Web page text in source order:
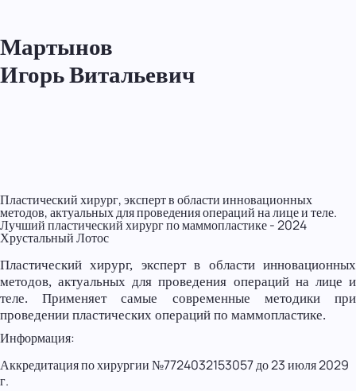
Мартынов
Игорь Витальевич
Пластический хирург, эксперт в области инновационных
методов, актуальных для проведения операций на лице и теле.
Лучший пластический хирург по маммопластике - 2024
Хрустальный Лотос
Пластический хирург, эксперт в области инновационных
методов, актуальных для проведения операций на лице и
теле. Применяет самые современные методики при
проведении пластических операций по маммопластике.
Информация:
Аккредитация по хирургии №7724032153057 до 23 июля 2029
г.